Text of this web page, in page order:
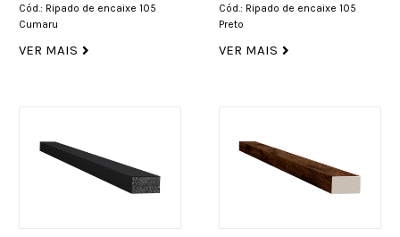
Cód.: Ripado de encaixe 105
Cumaru
VER MAIS
Cód.: Ripado de encaixe 105
Preto
VER MAIS